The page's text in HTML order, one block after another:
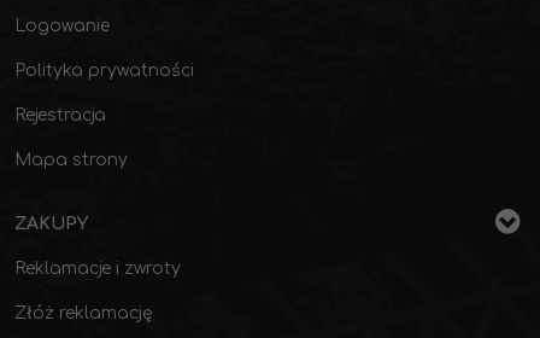
Logowanie
Polityka prywatności
Rejestracja
Mapa strony
ZAKUPY
Reklamacje i zwroty
Złóż reklamację